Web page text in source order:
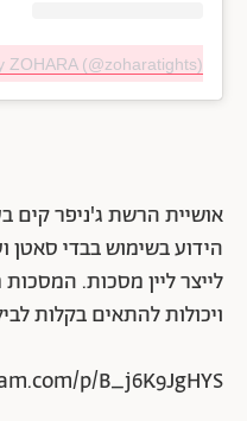
ZOHARA (@zoharatights)
אושיית הרשת ג'ניפר
הידוע בשימוש בבדי סאטן
לייצר ליין מסכות.
ויכולות להתאים בקלות
p/B_j6K9JgHYS/